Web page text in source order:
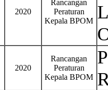
2020
Rancangan
Peraturan
Kepala BPOM
2020
Rancangan
Peraturan
Kepala BPOM